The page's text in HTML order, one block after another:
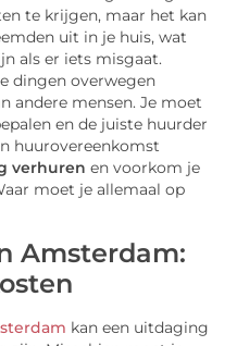
te krijgen, maar het kan
uit in je huis, wat
als er iets misgaat.
dingen overwegen
andere mensen. Je moet
en de juiste huurder
huurovereenkomst
verhuren en voorkom je
moet je allemaal op
Amsterdam:
kan een uitdaging